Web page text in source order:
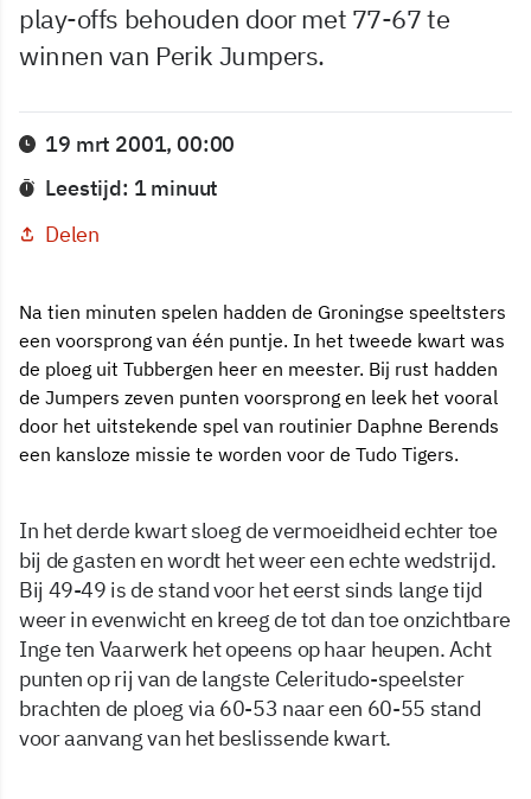
play-offs behouden door met 77-67 te
winnen van Perik Jumpers.
19 mrt 2001, 00:00
Leestijd: 1 minuut
Delen
Na tien minuten spelen hadden de Groningse speeltsters
een voorsprong van één puntje. In het tweede kwart was
de ploeg uit Tubbergen heer en meester. Bij rust hadden
de Jumpers zeven punten voorsprong en leek het vooral
door het uitstekende spel van routinier Daphne Berends
een kansloze missie te worden voor de Tudo Tigers.
In het derde kwart sloeg de vermoeidheid echter toe
bij de gasten en wordt het weer een echte wedstrijd.
Bij 49-49 is de stand voor het eerst sinds lange tijd
weer in evenwicht en kreeg de tot dan toe onzichtbare
Inge ten Vaarwerk het opeens op haar heupen. Acht
punten op rij van de langste Celeritudo-speelster
brachten de ploeg via 60-53 naar een 60-55 stand
voor aanvang van het beslissende kwart.